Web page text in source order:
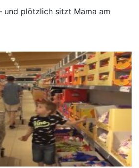
und plötzlich sitzt Mama am